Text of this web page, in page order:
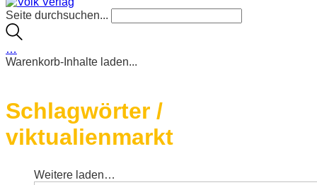
Seite durchsuchen...
…
Warenkorb-Inhalte laden...
Schlagwörter /
viktualienmarkt
Weitere laden…